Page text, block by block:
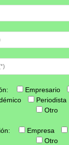
Empresario
Periodista
Otro
Empresa
Otro